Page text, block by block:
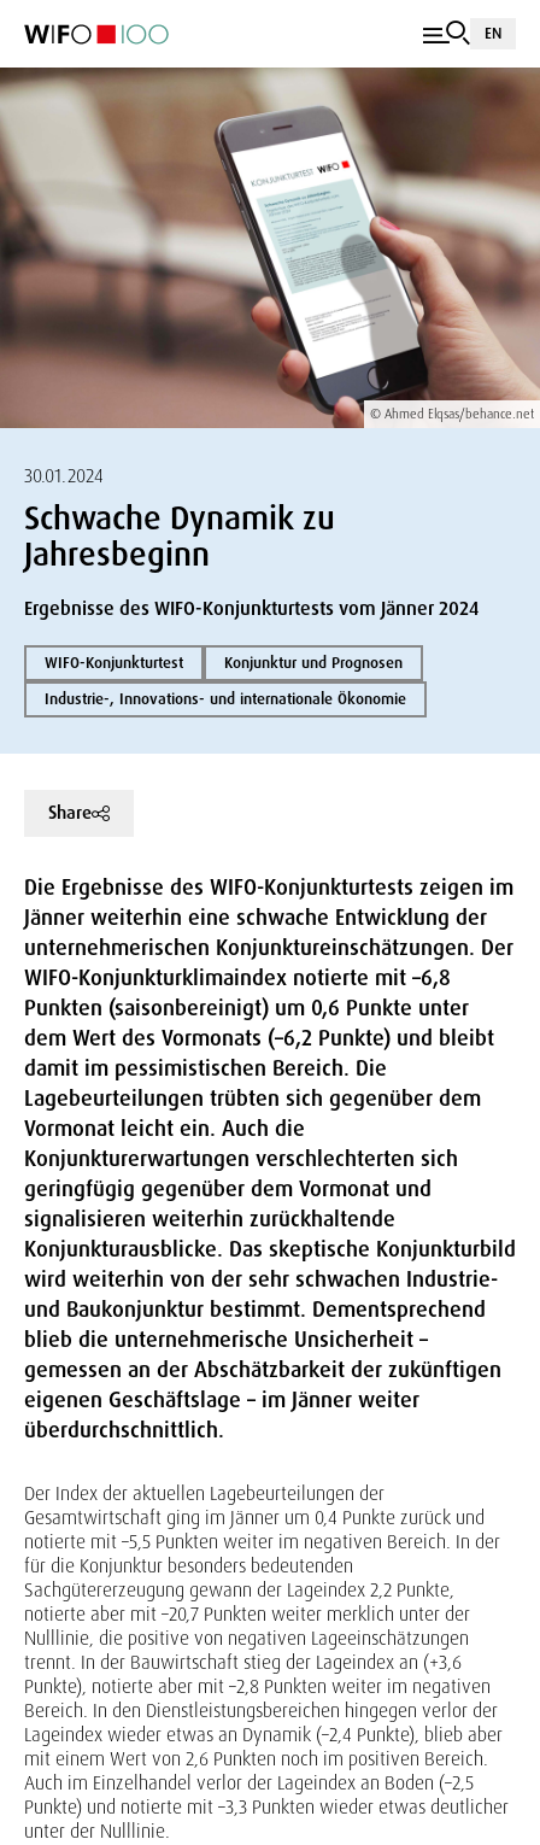
EN
© Ahmed Elqsas/behance.net
30.01.2024
Schwache Dynamik zu
Jahresbeginn
Ergebnisse des WIFO-Konjunkturtests vom Jänner 2024
WIFO-Konjunkturtest
Konjunktur und Prognosen
Industrie-, Innovations- und internationale Ökonomie
Share
Die Ergebnisse des WIFO-Konjunkturtests zeigen im
Jänner weiterhin eine schwache Entwicklung der
unternehmerischen Konjunktureinschätzungen. Der
WIFO-Konjunkturklimaindex notierte mit –6,8
Punkten (saisonbereinigt) um 0,6 Punkte unter
dem Wert des Vormonats (–6,2 Punkte) und bleibt
damit im pessimistischen Bereich. Die
Lagebeurteilungen trübten sich gegenüber dem
Vormonat leicht ein. Auch die
Konjunkturerwartungen verschlechterten sich
geringfügig gegenüber dem Vormonat und
signalisieren weiterhin zurückhaltende
Konjunkturausblicke. Das skeptische Konjunkturbild
wird weiterhin von der sehr schwachen Industrie-
und Baukonjunktur bestimmt. Dementsprechend
blieb die unternehmerische Unsicherheit –
gemessen an der Abschätzbarkeit der zukünftigen
eigenen Geschäftslage – im Jänner weiter
überdurchschnittlich.
Der Index der aktuellen Lagebeurteilungen der
Gesamtwirtschaft ging im Jänner um 0,4 Punkte zurück und
notierte mit –5,5 Punkten weiter im negativen Bereich. In der
für die Konjunktur besonders bedeutenden
Sachgütererzeugung gewann der Lageindex 2,2 Punkte,
notierte aber mit –20,7 Punkten weiter merklich unter der
Nulllinie, die positive von negativen Lageeinschätzungen
trennt. In der Bauwirtschaft stieg der Lageindex an (+3,6
Punkte), notierte aber mit –2,8 Punkten weiter im negativen
Bereich. In den Dienstleistungsbereichen hingegen verlor der
Lageindex wieder etwas an Dynamik (–2,4 Punkte), blieb aber
mit einem Wert von 2,6 Punkten noch im positiven Bereich.
Auch im Einzelhandel verlor der Lageindex an Boden (–2,5
Punkte) und notierte mit –3,3 Punkten wieder etwas deutlicher
unter der Nulllinie.